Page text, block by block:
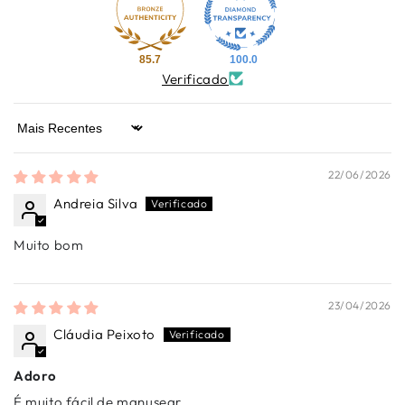
85.7 100.0
Verificado
Sort by
22/06/2026
Andreia Silva
Muito bom
23/04/2026
Cláudia Peixoto
Adoro